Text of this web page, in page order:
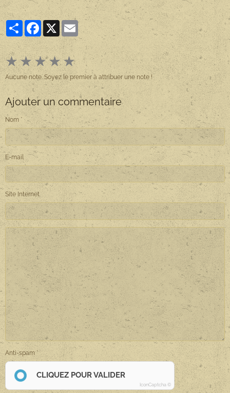
PartagerFacebook Email
★★★★★
Aucune note. Soyez le premier à attribuer une note !
Ajouter un commentaire
Nom
E-mail
Site Internet
Anti-spam
CLIQUEZ POUR VALIDER
IconCaptcha ©